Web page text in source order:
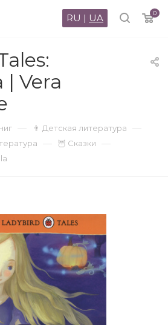
0
RU | UA
| Vera
— 👨 Детская литература —
— 🦉 Сказки —